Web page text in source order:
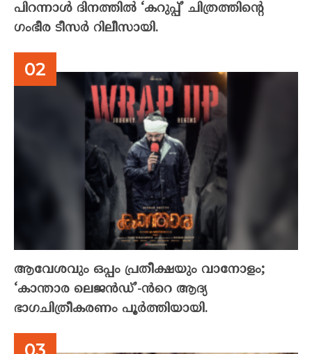
പിറന്നാൾ ദിനത്തിൽ ‘കറുപ്പ്’ ചിത്രത്തിന്റെ
ഗംഭീര ടീസർ റിലീസായി.
ആവേശവും ഒപ്പം പ്രതീക്ഷയും വാനോളം;
‘കാന്താര ലെജൻഡ്’-ൻറെ ആദ്യ
ഭാഗചിത്രീകരണം പൂർത്തിയായി.